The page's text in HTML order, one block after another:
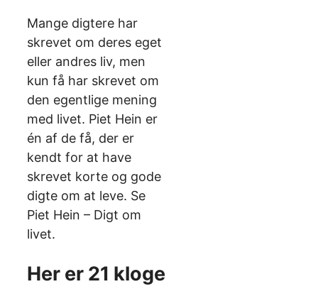
Mange digtere har
skrevet om deres eget
eller andres liv, men
kun få har skrevet om
den egentlige mening
med livet. Piet Hein er
én af de få, der er
kendt for at have
skrevet korte og gode
digte om at leve. Se
Piet Hein – Digt om
livet.
Her er 21 kloge